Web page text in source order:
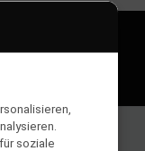
soziale